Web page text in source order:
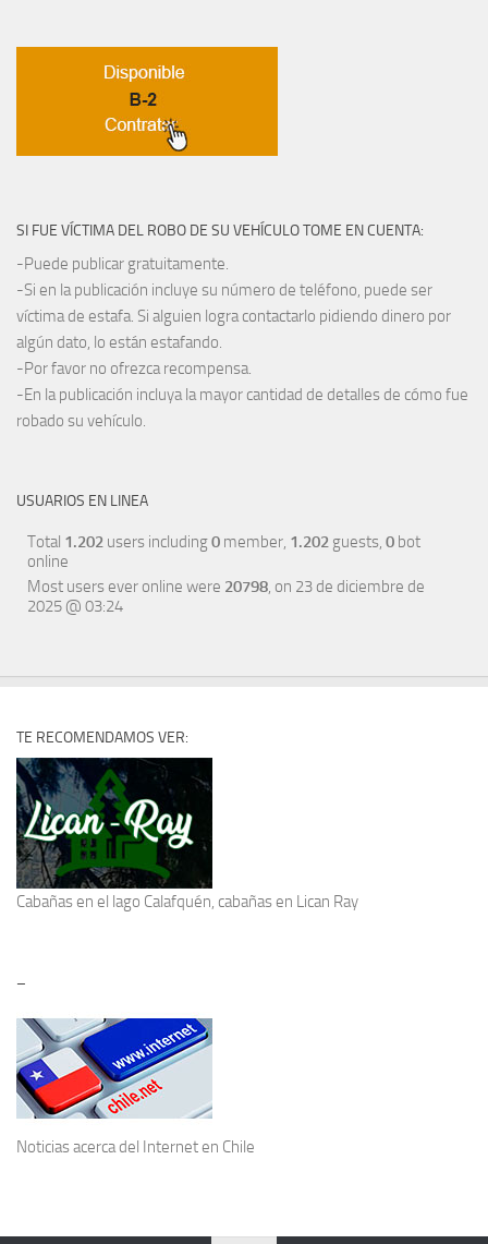
SI FUE VÍCTIMA DEL ROBO DE SU VEHÍCULO TOME EN CUENTA:
-Puede publicar gratuitamente.
-Si en la publicación incluye su número de teléfono, puede ser
víctima de estafa. Si alguien logra contactarlo pidiendo dinero por
algún dato, lo están estafando.
-Por favor no ofrezca recompensa.
-En la publicación incluya la mayor cantidad de detalles de cómo fue
robado su vehículo.
USUARIOS EN LINEA
Total 1.202 users including0 member, 1.202 guests, 0 bot
online
Most users ever online were 20798, on 23 de diciembre de
2025 @ 03:24
TE RECOMENDAMOS VER:
Cabañas en el lago Calafquén, cabañas en Lican Ray
–
Noticias acerca del Internet en Chile